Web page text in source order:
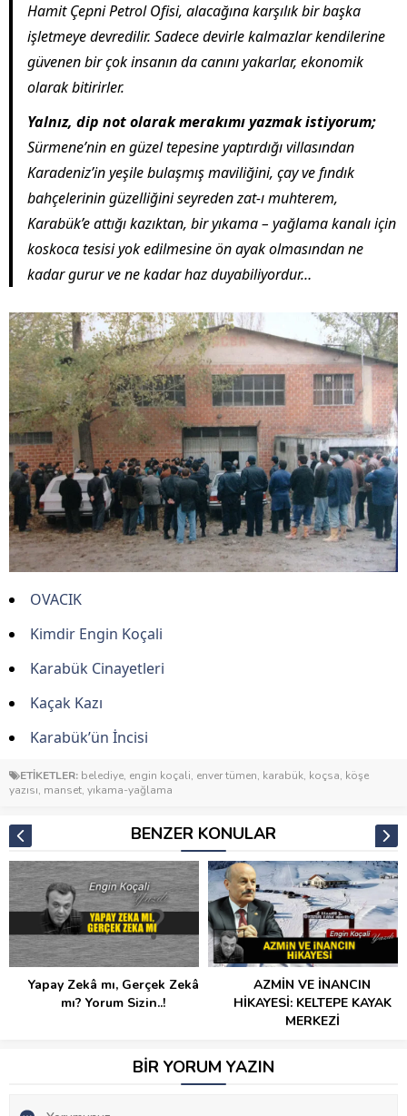
Hamit Çepni Petrol Ofisi, alacağına karşılık bir başka
işletmeye devredilir. Sadece devirle kalmazlar kendilerine
güvenen bir çok insanın da canını yakarlar, ekonomik
olarak bitirirler.
Yalnız, dip not olarak merakımı yazmak istiyorum;
Sürmene’nin en güzel tepesine yaptırdığı villasından
Karadeniz’in yeşile bulaşmış maviliğini, çay ve fındık
bahçelerinin güzelliğini seyreden zat-ı muhterem,
Karabük’e attığı kazıktan, bir yıkama – yağlama kanalı için
koskoca tesisi yok edilmesine ön ayak olmasından ne
kadar gurur ve ne kadar haz duyabiliyordur…
OVACIK
Kimdir Engin Koçali
Karabük Cinayetleri
Kaçak Kazı
Karabük’ün İncisi
ETİKETLER: belediye, engin koçali, enver tümen, karabük, koçsa, köşe
yazısı, manset, yıkama-yağlama
BENZER KONULAR
AZMİN VE İNANCIN
HİKAYESİ: KELTEPE KAYAK
Dünden Bugüne Karabük
Gerçekleri
BİR YORUM YAZIN